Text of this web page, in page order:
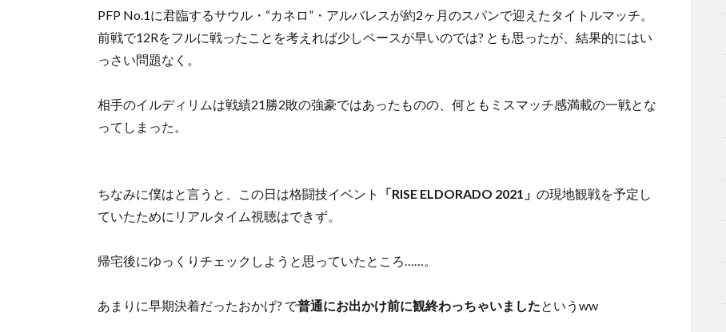
PFP No.1に君臨するサウル・“カネロ”・アルバレスが約2ヶ月のスパンで迎えたタイトルマッチ。
前戦で12Rをフルに戦ったことを考えれば少しペースが早いのでは? とも思ったが、結果的にはい
っさい問題なく。
相手のイルディリムは戦績21勝2敗の強豪ではあったものの、何ともミスマッチ感満載の一戦とな
ってしまった。
ちなみに僕はと言うと、この日は格闘技イベント 「RISE ELDORADO 2021」 の現地観戦を予定し
ていたためにリアルタイム視聴はできず。
帰宅後にゆっくりチェックしようと思っていたところ……。
あまりに早期決着だったおかげ? で普通にお出かけ前に観終わっちゃいました というww